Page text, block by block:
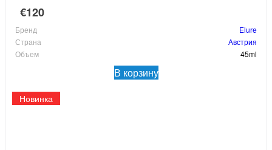
€120
Бренд
Elure
Страна
Австрия
Объем
45ml
В корзину
Новинка